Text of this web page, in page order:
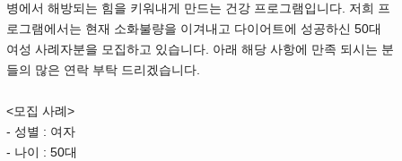
병에서 해방되는 힘을 키워내게 만드는 건강 프로그램입니다. 저희 프
로그램에서는 현재 소화불량을 이겨내고 다이어트에 성공하신 50대
여성 사례자분을 모집하고 있습니다. 아래 해당 사항에 만족 되시는 분
들의 많은 연락 부탁 드리겠습니다.
<모집 사례>
- 성별 : 여자
- 나이 : 50대